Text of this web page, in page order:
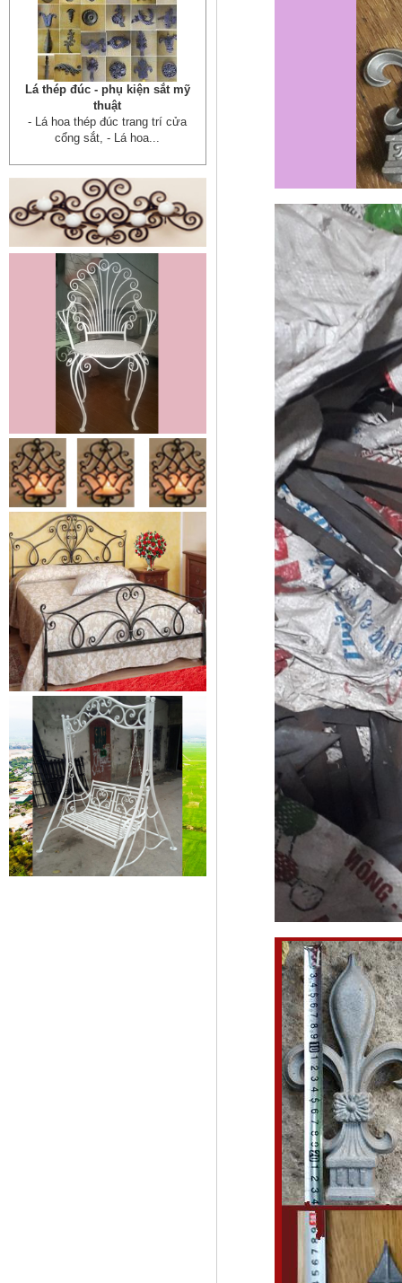
Cửa sắt mẫu 20
Cửa sắt đẹp cho không gian nhà
tuyệt đẹp Gia công sản xuất
cửa...
Mẫu bàn ghế 05
Mẫu thiết kế hiện đại, rất phù hợp
để trưng bày sản phẩm, studio
hoặc dùng...
Mẫu giường sắt 02
Mẫu giường sắt uốn lượn tinh tế,
thanh thoát đẹp mắt được rất
nhiều các chị...
Mẫu ban công sắt 06
Đây là mẫu lan can ban công sắt
hộp đẹp, đơn giản, hiện đại và...
Xích đu sắt 01
Dễ dàng vận chuyển, lắp đặt Kích